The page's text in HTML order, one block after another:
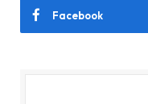
Facebook